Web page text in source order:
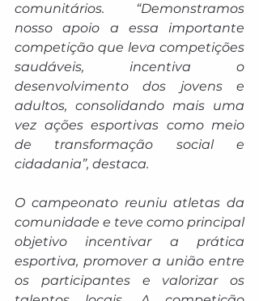
comunitários. “Demonstramos
nosso apoio a essa importante
competição que leva competições
saudáveis, incentiva o
desenvolvimento dos jovens e
adultos, consolidando mais uma
vez ações esportivas como meio
de transformação social e
cidadania”, destaca.
O campeonato reuniu atletas da
comunidade e teve como principal
objetivo incentivar a prática
esportiva, promover a união entre
os participantes e valorizar os